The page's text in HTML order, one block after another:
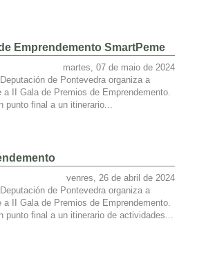
de Emprendemento SmartPeme
martes, 07 de maio de 2024
de Pontevedra organiza a
II Gala de Premios de Emprendemento.
punto final a un itinerario...
venres, 26 de abril de 2024
de Pontevedra organiza a
II Gala de Premios de Emprendemento.
punto final a un itinerario de actividades...